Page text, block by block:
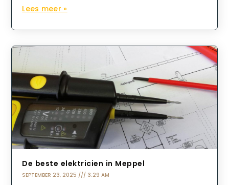
Lees meer »
De beste elektricien in Meppel
SEPTEMBER 23, 2025 3:29 AM